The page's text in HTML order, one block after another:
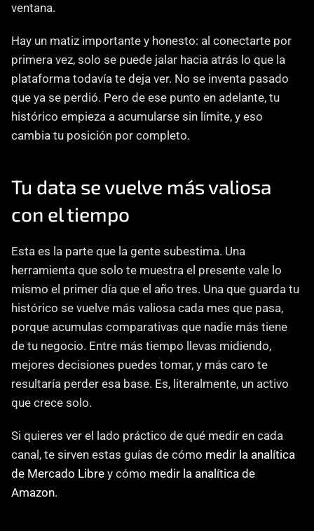
ventana.
Hay un matiz importante y honesto: al conectarte por
primera vez, solo se puede jalar hacia atrás lo que la
plataforma todavía te deja ver. No se inventa pasado
que ya se perdió. Pero de ese punto en adelante, tu
histórico empieza a acumularse sin límite, y eso
cambia tu posición por completo.
Tu data se vuelve más valiosa
con el tiempo
Esta es la parte que la gente subestima. Una
herramienta que solo te muestra el presente vale lo
mismo el primer día que el año tres. Una que guarda tu
histórico se vuelve más valiosa cada mes que pasa,
porque acumulas comparativas que nadie más tiene
de tu negocio. Entre más tiempo llevas midiendo,
mejores decisiones puedes tomar, y más caro te
resultaría perder esa base. Es, literalmente, un activo
que crece solo.
Si quieres ver el lado práctico de qué medir en cada
canal, te sirven estas guías de cómo medir la analítica
de Mercado Libre y cómo medir la analítica de
Amazon.